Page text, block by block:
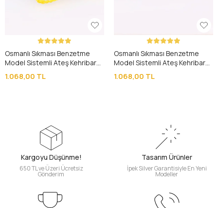
Osmanlı Sıkması Benzetme
Model Sistemli Ateş Kehribar
Tesbih
1.068,00 TL
Osmanlı Sıkması Benzetme
Model Sistemli Ateş Kehribar
Tesbih
1.068,00 TL
Kargoyu Düşünme!
650 TL ve Üzeri Ücretsiz
Gönderim
Tasarım Ürünler
İpek Silver Garantisiyle En Yeni
Modeller